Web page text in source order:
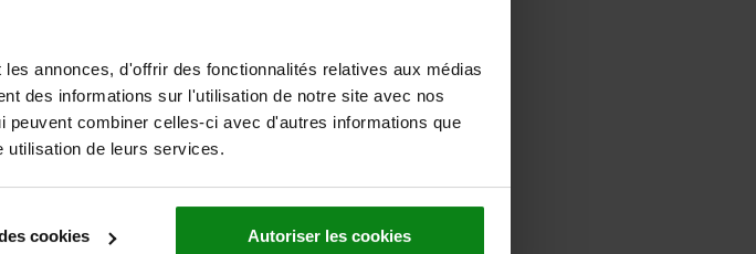
annonces, d'offrir des fonctionnalités relatives aux médias
des informations sur l'utilisation de notre site avec nos
combiner celles-ci avec d'autres informations que
utilisation de leurs services.
cookies Autoriser les cookies